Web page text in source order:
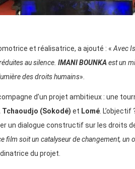
et réalisatrice, a ajouté : «Avec
au silence. IMANI BOUNKAest un
des droits humains».
d’un projet ambitieux : une
Tchaoudjo (Sokodé) et Lomé.
un dialogue constructif sur les droits
film soit un catalyseur de changement,
du projet.